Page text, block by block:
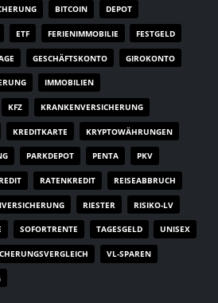
BITCOIN DEPOT
ETF FERIENIMMOBILIE FESTGELD
GESCHÄFTSKONTO GIROKONTO
IMMOBILIEN
KFZ KRANKENVERSICHERUNG
KREDITKARTE KRYPTOWÄHRUNGEN
PARKDEPOT PENTA PKV
RATENKREDIT REISEABBRUCH
RIESTER RISIKO-LV
SOFORTRENTE TAGESGELD UNISEX
VL-SPAREN